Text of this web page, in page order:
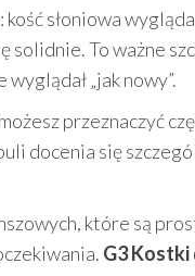
słoniowa
solidnie. To ważne
„jak nowy”.
przeznaczyć
docenia się
które są
G3 Kostki